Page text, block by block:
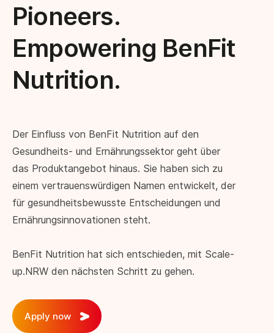
Pioneers.
Empowering BenFit
Nutrition.
Der Einfluss von BenFit Nutrition auf den
Gesundheits- und Ernährungssektor geht über
das Produktangebot hinaus. Sie haben sich zu
einem vertrauenswürdigen Namen entwickelt, der
für gesundheitsbewusste Entscheidungen und
Ernährungsinnovationen steht.
BenFit Nutrition hat sich entschieden, mit Scale-
up.NRW den nächsten Schritt zu gehen.
Apply now